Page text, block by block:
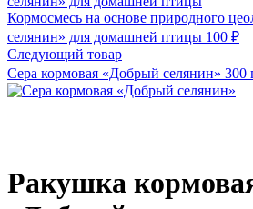
Кормосмесь на основе природного
селянин» для домашней птицы 100 ₽
Следующий товар
Сера кормовая «Добрый селянин» 300
Ракушка